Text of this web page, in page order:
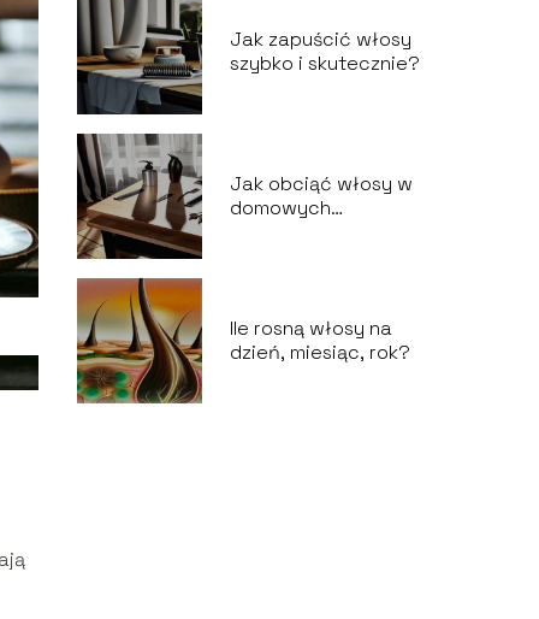
Jak zapuścić włosy
szybko i skutecznie?
Jak obciąć włosy w
domowych
Ile rosną włosy na
dzień, miesiąc, rok?